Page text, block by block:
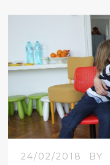
24/02/2018 BY